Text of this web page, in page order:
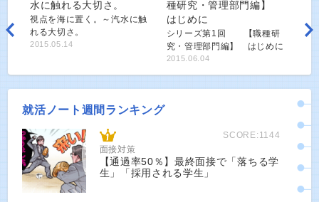
視点を海に置く。～汽水に触
れる大切さ。
2015.05.14
シリーズ第1回 【職種研
究・管理部門編】 はじめに
2015.06.04
就活ノート週間ランキング
SCORE:1144
面接対策
【通過率50％】最終面接で「落ちる学
生」「採用される学生」